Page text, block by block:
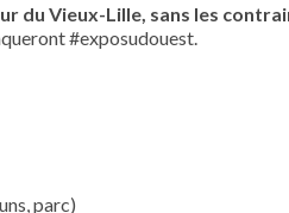
du Vieux-Lille, sans les
#exposudouest.
parc)